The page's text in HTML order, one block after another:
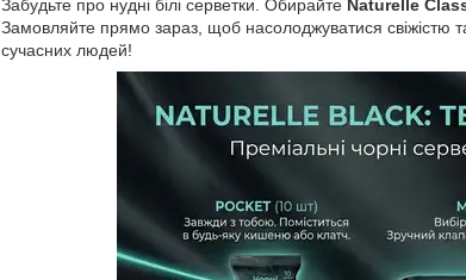
Забудьте про нудні білі серветки. Обирайте Naturelle
Замовляйте прямо зараз, щоб насолоджуватися свіжістю
сучасних людей!